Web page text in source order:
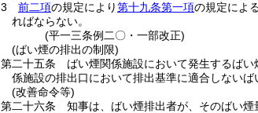
3
前二項の規定により第十九条第一項の規定によ
ればならない。
(平一三条例二〇・一部改正)
(ばい煙の排出の制限)
第二十五条
ばい煙関係施設において発生するば
係施設の排出口において排出基準に適合しないば
(改善命令等)
第二十六条
知事は、ばい煙排出者が、そのばい